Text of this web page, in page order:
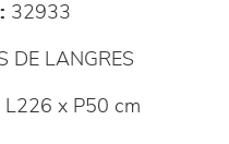
32933
DE LANGRES
L226 x P50 cm